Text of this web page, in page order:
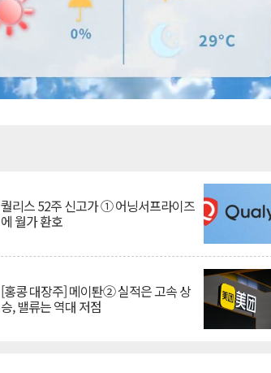
퀄리스 52주 신고가 ① 어닝서프라이즈
에 월가 환호
[홍콩 대장주] 메이퇀② 실적은 고속 상
승, 밸류는 역대 저점